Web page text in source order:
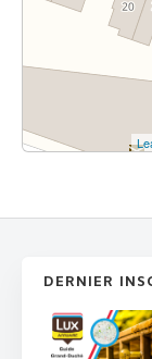
DERNIER